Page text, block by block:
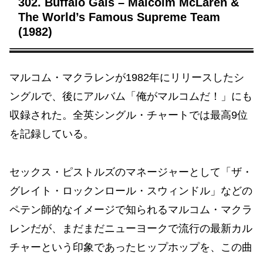
The World’s Famous Supreme Team
(1982)
マルコム・マクラレンが1982年にリリースしたシ
ングルで、後にアルバム「俺がマルコムだ！」にも
収録された。全英シングル・チャートでは最高9位
を記録している。
セックス・ピストルズのマネージャーとして「ザ・
グレイト・ロックンロール・スウィンドル」などの
ペテン師的なイメージで知られるマルコム・マクラ
レンだが、まだまだニューヨークで流行の最新カル
チャーという印象であったヒップホップを、この曲